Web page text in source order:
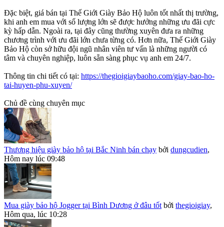
Đặc biệt, giá bán tại Thế Giới Giày Bảo Hộ luôn tốt nhất thị trường,
khi anh em mua với số lượng lớn sẽ được hưởng những ưu đãi cực
kỳ hấp dẫn. Ngoài ra, tại đây cũng thường xuyên đưa ra những
chương trình với ưu đãi lớn chưa từng có. Hơn nữa, Thế Giới Giày
Bảo Hộ còn sở hữu đội ngũ nhân viên tư vấn là những người có
tâm và chuyên nghiệp, luôn sẵn sàng phục vụ anh em 24/7.
Thông tin chi tiết có tại: https://thegioigiaybaoho.com/giay-bao-ho-
tai-huyen-phu-xuyen/
Chủ đề cùng chuyên mục
Thương hiệu giày bảo hộ tại Bắc Ninh bán chạy bởi dungcudien,
Hôm nay lúc 09:48
Mua giày bảo hộ Jogger tại Bình Dương ở đâu tốt bởi thegioigiay,
Hôm qua, lúc 10:28